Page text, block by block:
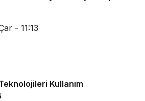
- 11:13
Kullanım